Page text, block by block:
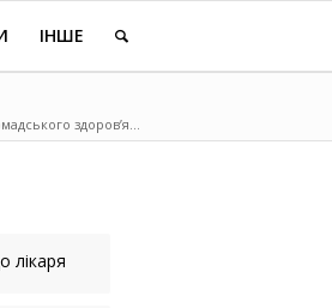
ІНШЕ
здоров’я...
лікаря